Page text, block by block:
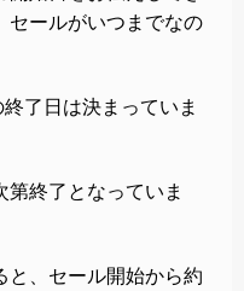
セールがいつまでなの
了日は決まっていま
第終了となっていま
と、セール開始から約